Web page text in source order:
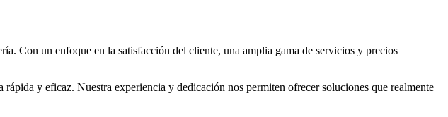
Con un enfoque en la satisfacción del cliente, una amplia gama de servicios y precios
y eficaz. Nuestra experiencia y dedicación nos permiten ofrecer soluciones que realmente